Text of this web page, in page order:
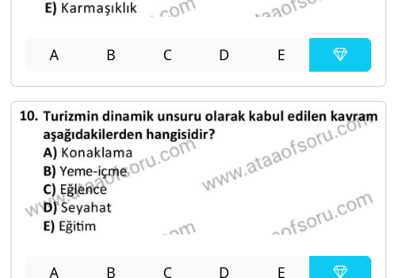
A B C D E
A B C D E